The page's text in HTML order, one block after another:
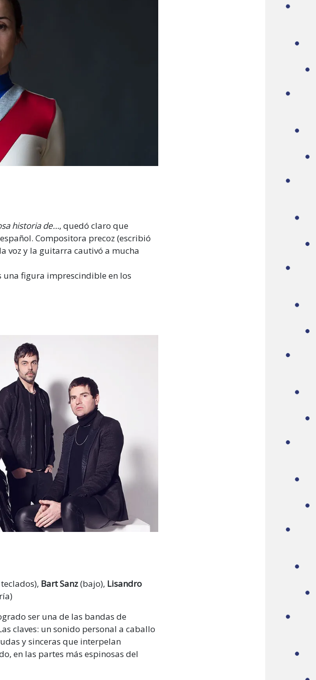
historia de…, quedó claro que
Compositora precoz (escribió
voz y la guitarra cautivó a mucha
una figura imprescindible en los
Bart Sanz(bajo), Lisandro
ser una de las bandas de
claves: un sonido personal a caballo
y sinceras que interpelan
en las partes más espinosas del